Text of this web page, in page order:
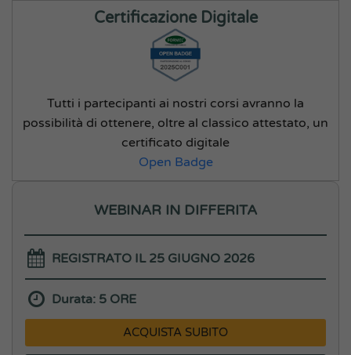
Certificazione Digitale
Tutti i partecipanti ai nostri corsi avranno la
possibilità di ottenere, oltre al classico attestato, un
certificato digitale
Open Badge
WEBINAR IN DIFFERITA
REGISTRATO IL 25 GIUGNO 2026
Durata: 5 ORE
ACQUISTA SUBITO